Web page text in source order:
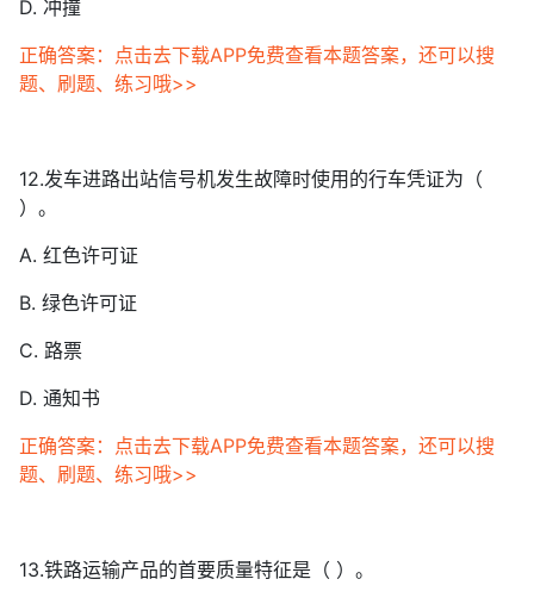
D. 冲撞
正确答案：点击去下载APP免费查看本题答案，还可以搜
题、刷题、练习哦>>
12.发车进路出站信号机发生故障时使用的行车凭证为（
）。
A. 红色许可证
B. 绿色许可证
C. 路票
D. 通知书
正确答案：点击去下载APP免费查看本题答案，还可以搜
题、刷题、练习哦>>
13.铁路运输产品的首要质量特征是（ ）。